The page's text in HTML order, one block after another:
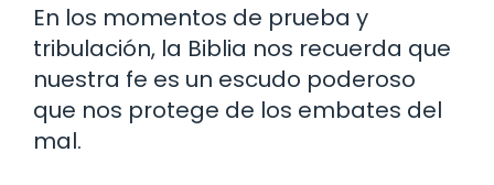
En los momentos de prueba y
tribulación, la Biblia nos recuerda que
nuestra fe es un escudo poderoso
que nos protege de los embates del
mal.